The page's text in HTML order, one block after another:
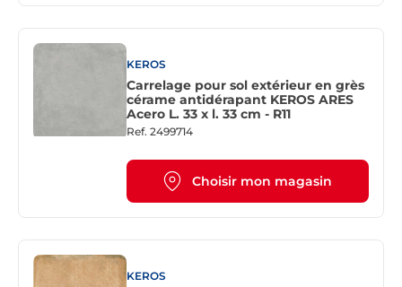
KEROS
Carrelage pour sol extérieur en grès
cérame antidérapant KEROS ARES
Acero L. 33 x l. 33 cm - R11
Ref. 2499714
Choisir mon magasin
KEROS